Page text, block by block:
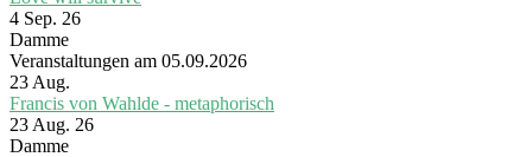
4 Sep. 26
Damme
Veranstaltungen am 05.09.2026
23 Aug.
Francis von Wahlde - metaphorisch
23 Aug. 26
Damme